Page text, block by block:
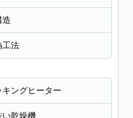
造
工法
キングヒーター
い乾燥機